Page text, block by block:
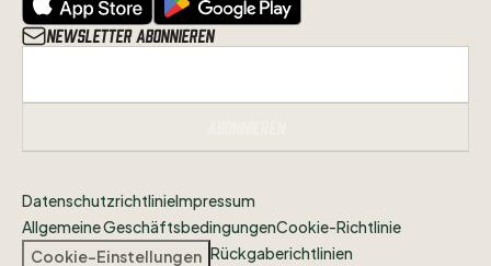
Newsletter abonnieren
DatenschutzrichtlinieImpressum
Allgemeine GeschäftsbedingungenCookie-Richtlinie
Cookie-Einstellungen Rückgaberichtlinien